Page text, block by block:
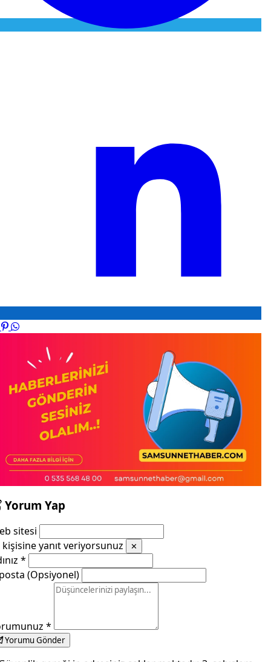
Yorum Yap
sitesi
kişisine yanıt veriyorsunuz
✕
*
(Opsiyonel)
*
Yorumu Gönder